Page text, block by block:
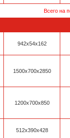
Всего на
942x54x162
1500x700x2850
1200x700x850
512х390х428